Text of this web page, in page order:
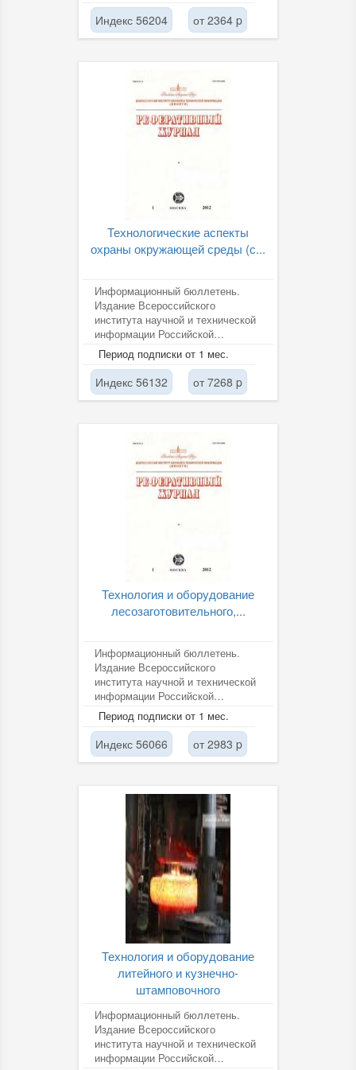
Индекс 56204 от 2364 p
Технологические аспекты
охраны окружающей среды (с...
Информационный бюллетень.
Издание Всероссийского
института научной и технической
информации Российской
академии наук (ВИНИТИ РАН).
Период подписки от 1 мес.
Индекс 56132 от 7268 p
Технология и оборудование
лесозаготовительного,...
Информационный бюллетень.
Издание Всероссийского
института научной и технической
информации Российской
академии наук (ВИНИТИ РАН).
Период подписки от 1 мес.
Индекс 56066 от 2983 p
Технология и оборудование
литейного и кузнечно-
штамповочного
Информационный бюллетень.
Издание Всероссийского
института научной и технической
информации Российской